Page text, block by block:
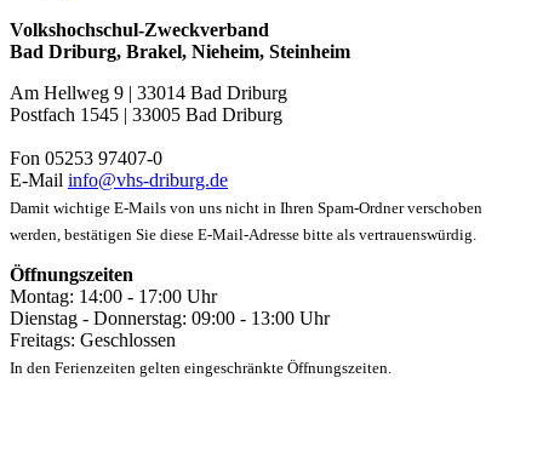
Volkshochschul-Zweckverband
Bad Driburg, Brakel, Nieheim, Steinheim
Am Hellweg 9 | 33014 Bad Driburg
Postfach 1545 | 33005 Bad Driburg
Fon 05253 97407-0
E-Mail info@vhs-driburg.de
Damit wichtige E-Mails von uns nicht in Ihren Spam-Ordner verschoben
werden, bestätigen Sie diese E-Mail-Adresse bitte als vertrauenswürdig.
Öffnungszeiten
Montag: 14:00 - 17:00 Uhr
Dienstag - Donnerstag: 09:00 - 13:00 Uhr
Freitags: Geschlossen
In den Ferienzeiten gelten eingeschränkte Öffnungszeiten.